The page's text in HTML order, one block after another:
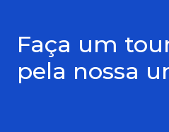
Faça um
pela nossa